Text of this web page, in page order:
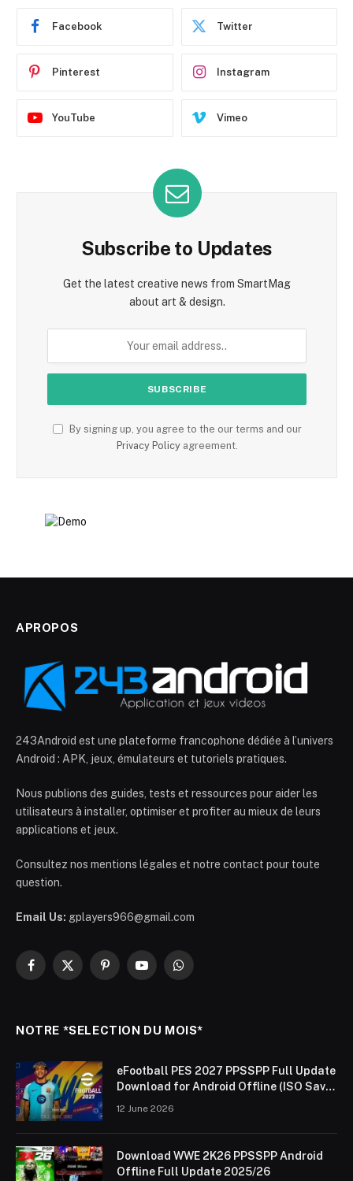
Facebook Twitter
Pinterest Instagram
YouTube Vimeo
Subscribe to Updates
Get the latest creative news from SmartMag
about art & design.
By signing up, you agree to the our terms and our
Privacy Policyagreement.
APROPOS
243Android est une plateforme francophone dédiée à l’univers
Android : APK, jeux, émulateurs et tutoriels pratiques.
Nous publions des guides, tests et ressources pour aider les
utilisateurs à installer, optimiser et profiter au mieux de leurs
applications et jeux.
Consultez nos mentions légales et notre contact pour toute
question.
Email Us: gplayers966@gmail.com
Facebook
X
PinterestYouTubeWhatsApp
NOTRE *SELECTION DU MOIS*
eFootball PES 2027 PPSSPP Full Update
Download for Android Offline (ISO Save
12 June 2026
Download WWE 2K26 PPSSPP Android
Offline Full Update 2025/26